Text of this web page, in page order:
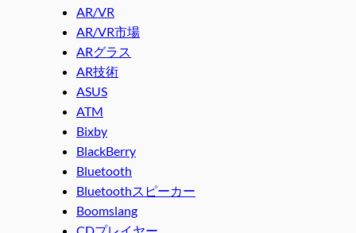
AR/VR
AR/VR市場
ARグラス
AR技術
ASUS
ATM
Bixby
BlackBerry
Bluetooth
Bluetoothスピーカー
Boomslang
CDプレイヤー